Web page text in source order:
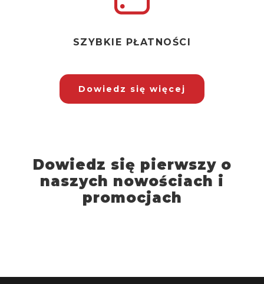
SZYBKIE PŁATNOŚCI
Dowiedz się więcej
Dowiedz się pierwszy o
naszych nowościach i
promocjach